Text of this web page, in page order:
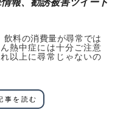
報、勧誘被害ツイート
飲料の消費量が尋常では
熱中症には十分ご注意
以上に尋常じゃないの
事を読む